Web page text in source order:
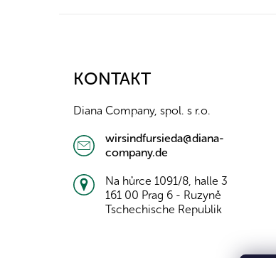
KONTAKT
Diana Company, spol. s r.o.
wirsindfursieda@diana-
company.de
Na hůrce 1091/8, halle 3
161 00 Prag 6 - Ruzyně
Tschechische Republik